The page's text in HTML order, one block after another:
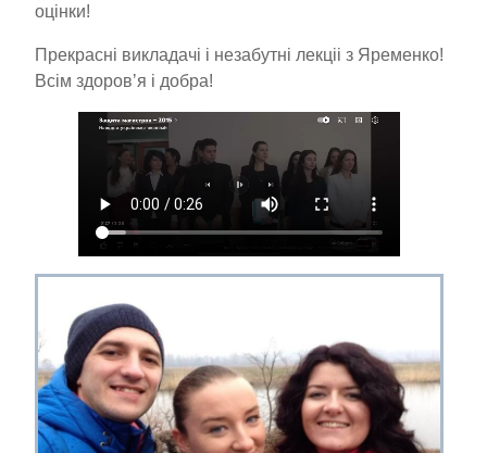
оцінки!
Прекрасні викладачі і незабутні лекціі з Яременко!
Всім здоровʼя і добра!